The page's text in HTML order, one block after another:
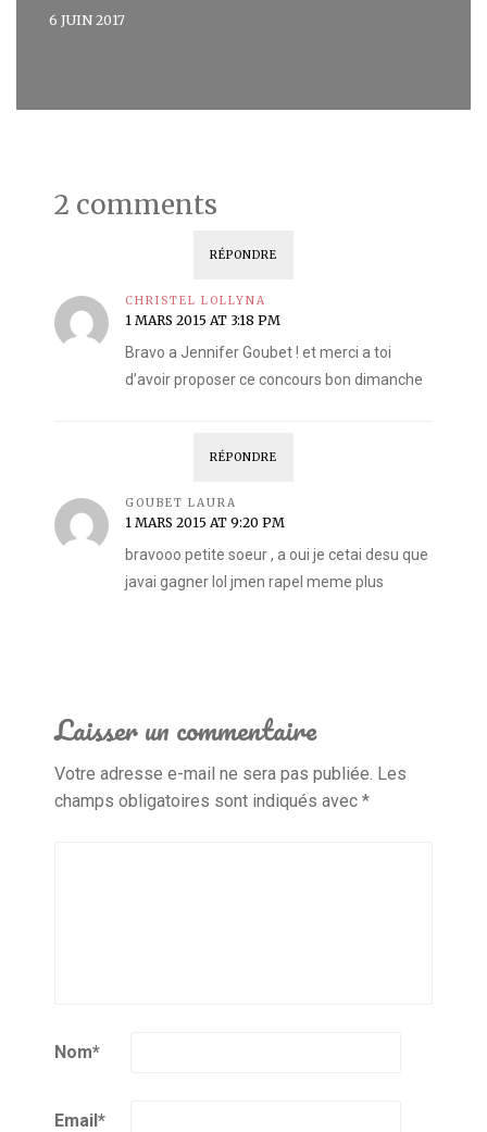
6 JUIN 2017
2 comments
RÉPONDRE
CHRISTEL LOLLYNA
1 MARS 2015 AT 3:18 PM
Bravo a Jennifer Goubet ! et merci a toi
d’avoir proposer ce concours bon dimanche
RÉPONDRE
GOUBET LAURA
1 MARS 2015 AT 9:20 PM
bravooo petite soeur , a oui je cetai desu que
javai gagner lol jmen rapel meme plus
Laisser un commentaire
Votre adresse e-mail ne sera pas publiée. Les
champs obligatoires sont indiqués avec *
Nom*
Email*